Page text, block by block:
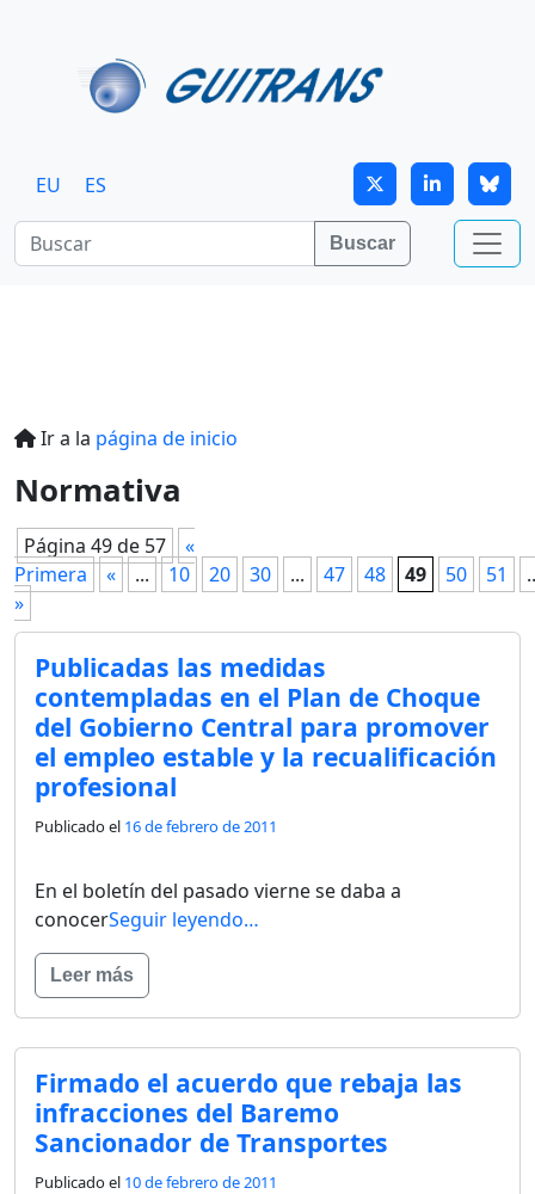
EU ES
Buscar
Ir a la página de inicio
Normativa
Página 49 de 57
«
Primera
« ... 10 20 30 ... 47 48 49 50 51
»
Publicadas las medidas
contempladas en el Plan de Choque
del Gobierno Central para promover
el empleo estable y la recualificación
profesional
Publicado el 16 de febrero de 2011
En el boletín del pasado vierne se daba a
conocerSeguir leyendo…
Leer más
Firmado el acuerdo que rebaja las
infracciones del Baremo
Sancionador de Transportes
Publicado el 10 de febrero de 2011